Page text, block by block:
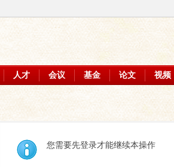
人才 会议 基金 论文 视频
您需要先登录才能继续本操作